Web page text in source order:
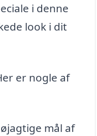
i denne
look i dit
er nogle af
mål af